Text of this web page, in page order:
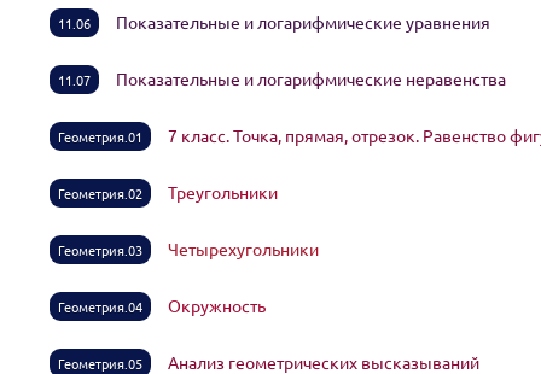
11.06 Показательные и логарифмические уравнения
11.07 Показательные и логарифмические неравенства
Геометрия.01 7 класс. Точка, прямая, отрезок. Равенство
Геометрия.02 Треугольники
Геометрия.03 Четырехугольники
Геометрия.04 Окружность
Геометрия.05 Анализ геометрических высказываний